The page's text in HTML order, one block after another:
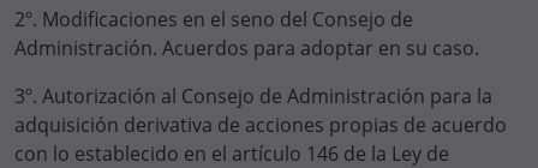
2º. Modificaciones en el seno del Consejo de
Administración. Acuerdos para adoptar en su caso.
3º. Autorización al Consejo de Administración para la
adquisición derivativa de acciones propias de acuerdo
con lo establecido en el artículo 146 de la Ley de